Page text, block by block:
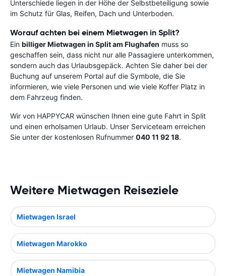
Unterschiede liegen in der Höhe der Selbstbeteiligung sowie
im Schutz für Glas, Reifen, Dach und Unterboden.
Worauf achten bei einem Mietwagen in Split?
Ein billiger Mietwagen in Split am Flughafen muss so
geschaffen sein, dass nicht nur alle Passagiere unterkommen,
sondern auch das Urlaubsgepäck. Achten Sie daher bei der
Buchung auf unserem Portal auf die Symbole, die Sie
informieren, wie viele Personen und wie viele Koffer Platz in
dem Fahrzeug finden.
Wir von HAPPYCAR wünschen Ihnen eine gute Fahrt in Split
und einen erholsamen Urlaub. Unser Serviceteam erreichen
Sie unter der kostenlosen Rufnummer 040 11 92 18.
Weitere Mietwagen Reiseziele
Mietwagen Israel
Mietwagen Marokko
Mietwagen Namibia